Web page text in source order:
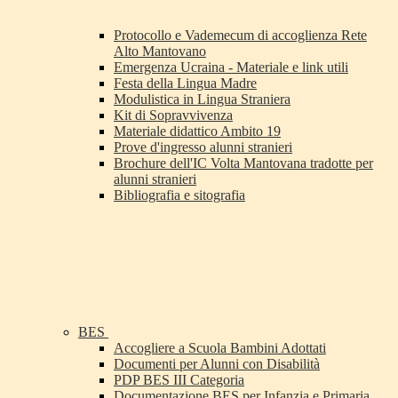
Protocollo e Vademecum di accoglienza Rete
Alto Mantovano
Emergenza Ucraina - Materiale e link utili
Festa della Lingua Madre
Modulistica in Lingua Straniera
Kit di Sopravvivenza
Materiale didattico Ambito 19
Prove d'ingresso alunni stranieri
Brochure dell'IC Volta Mantovana tradotte per
alunni stranieri
Bibliografia e sitografia
BES
Accogliere a Scuola Bambini Adottati
Documenti per Alunni con Disabilità
PDP BES III Categoria